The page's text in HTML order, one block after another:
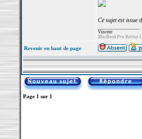
Ce sujet est issue
Vincent
MacBook Pro Retina
Revenir en haut de page
Page 1 sur 1